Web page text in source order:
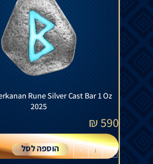
Rune Silver Cast Bar 1 Oz
2025
590
₪
-
+ הוספה לסל